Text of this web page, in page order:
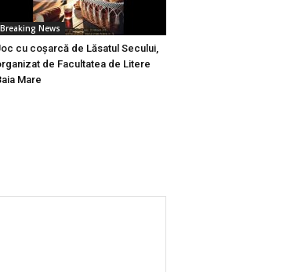
Breaking News
cu coșarcă de Lăsatul Secului,
de Facultatea de Litere
Mare